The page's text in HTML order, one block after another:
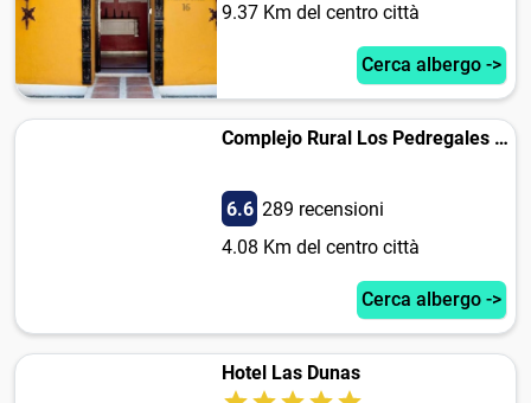
9.37 Km del centro città
Cerca albergo ->
Complejo Rural Los Pedregales Estepona
6.6 289 recensioni
4.08 Km del centro città
Cerca albergo ->
Hotel Las Dunas